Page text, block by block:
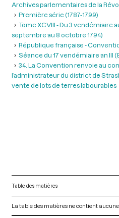
Archives parlementaires de la
Première série (1787-1799)
Tome XCVIII - Du 3 vendémiaire
septembre au 8 octobre 1794)
République française -
Séance du 17 vendémiaire an III
34. La Convention renvoie au
l’administrateur du district de
vente de lots de terres labourables
Table des matières
La table des matières ne contient aucune